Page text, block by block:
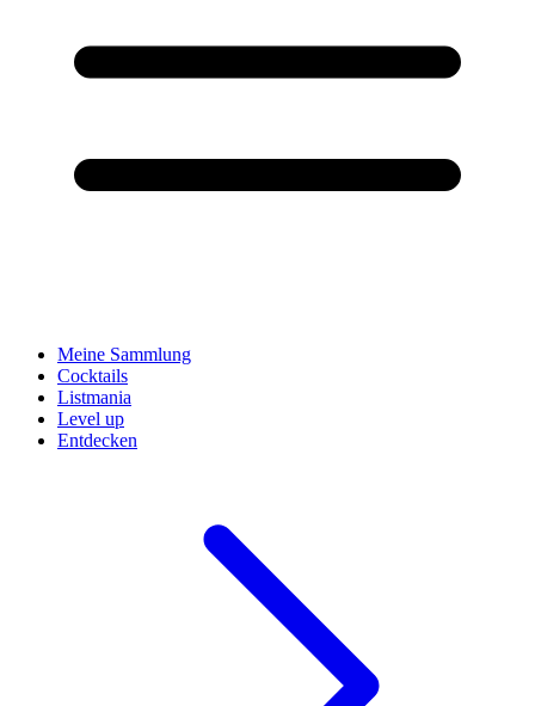
Meine Sammlung
Cocktails
Listmania
Level up
Entdecken